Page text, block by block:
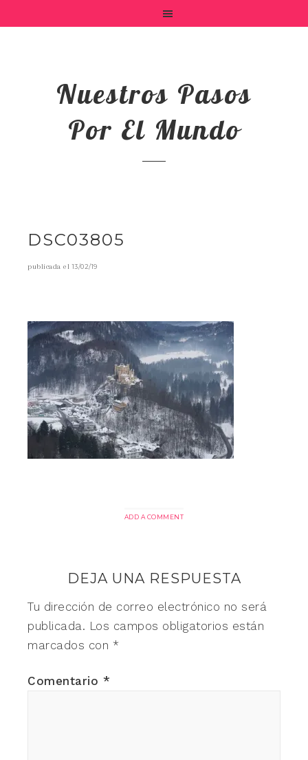
Nuestros Pasos
Por El Mundo
DSC03805
publicada el13/02/19
ADD A COMMENT
DEJA UNA RESPUESTA
Tu dirección de correo electrónico no será
publicada. Los campos obligatorios están
marcados con *
Comentario *